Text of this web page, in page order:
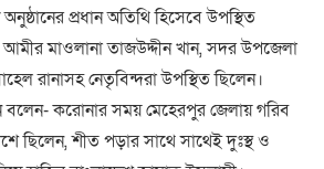
প্রধান অতিথি হিসেবে উপস্থিত
মাওলানা তাজউদ্দীন খান, সদর উপজেলা
রানাসহ নেতৃবিন্দরা উপস্থিত ছিলেন।
বলেন- করোনার সময় মেহেরপুর জেলায় গরিব
ছিলেন, শীত পড়ার সাথে সাথেই দুঃস্থ ও